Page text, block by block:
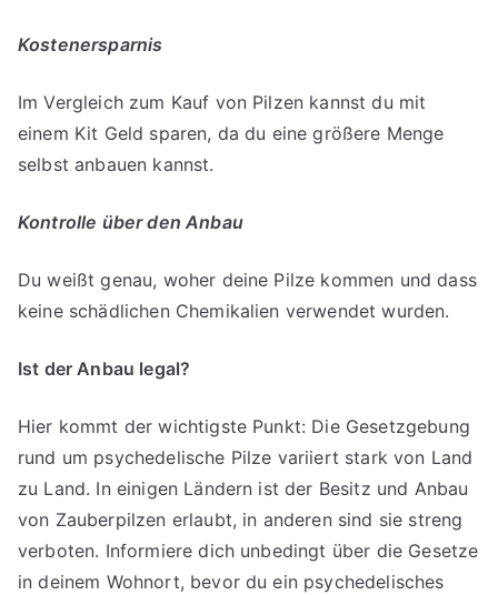
Kostenersparnis
Im Vergleich zum Kauf von Pilzen kannst du mit
einem Kit Geld sparen, da du eine größere Menge
selbst anbauen kannst.
Kontrolle über den Anbau
Du weißt genau, woher deine Pilze kommen und dass
keine schädlichen Chemikalien verwendet wurden.
Ist der Anbau legal?
Hier kommt der wichtigste Punkt: Die Gesetzgebung
rund um psychedelische Pilze variiert stark von Land
zu Land. In einigen Ländern ist der Besitz und Anbau
von Zauberpilzen erlaubt, in anderen sind sie streng
verboten. Informiere dich unbedingt über die Gesetze
in deinem Wohnort, bevor du ein psychedelisches